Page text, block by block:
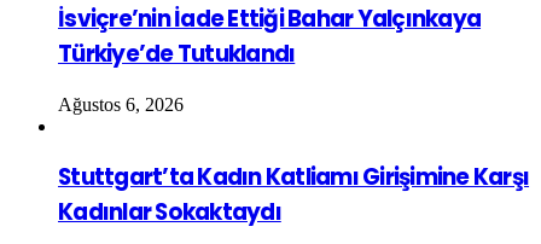
İsviçre’nin İade Ettiği Bahar Yalçınkaya
Türkiye’de Tutuklandı
Ağustos 6, 2026
Stuttgart’ta Kadın Katliamı Girişimine Karşı
Kadınlar Sokaktaydı